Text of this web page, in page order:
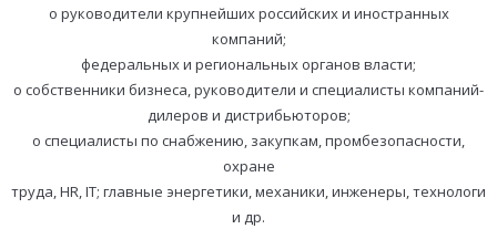
o руководители крупнейших российских и иностранных
компаний;
федеральных и региональных органов власти;
o собственники бизнеса, руководители и специалисты компаний-
дилеров и дистрибьюторов;
o специалисты по снабжению, закупкам, промбезопасности,
охране
труда, HR, IT; главные энергетики, механики, инженеры, технологи
и др.